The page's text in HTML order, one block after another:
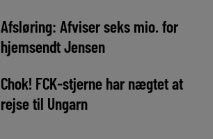
Afsløring: Afviser seks mio. for
hjemsendt Jensen
Chok! FCK-stjerne har nægtet at
rejse til Ungarn